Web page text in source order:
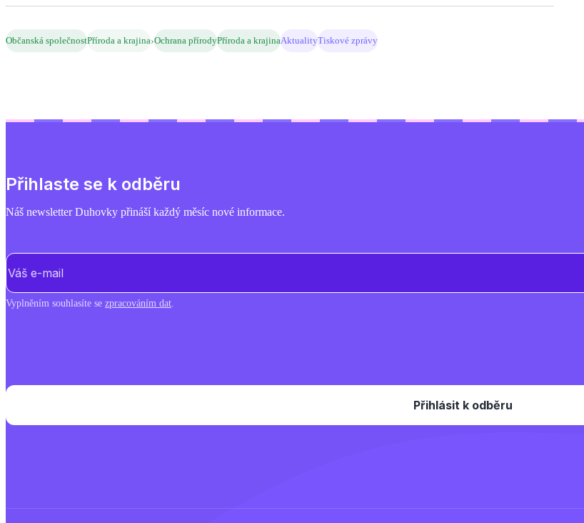
Občanská společnostPříroda a krajina›Ochrana přírodyPříroda a krajinaAktualityTiskové zprávy
Přihlaste se k odběru
Náš newsletter Duhovky přináší každý měsíc nové informace.
E-mail
Vyplněním souhlasíte se zpracováním dat.